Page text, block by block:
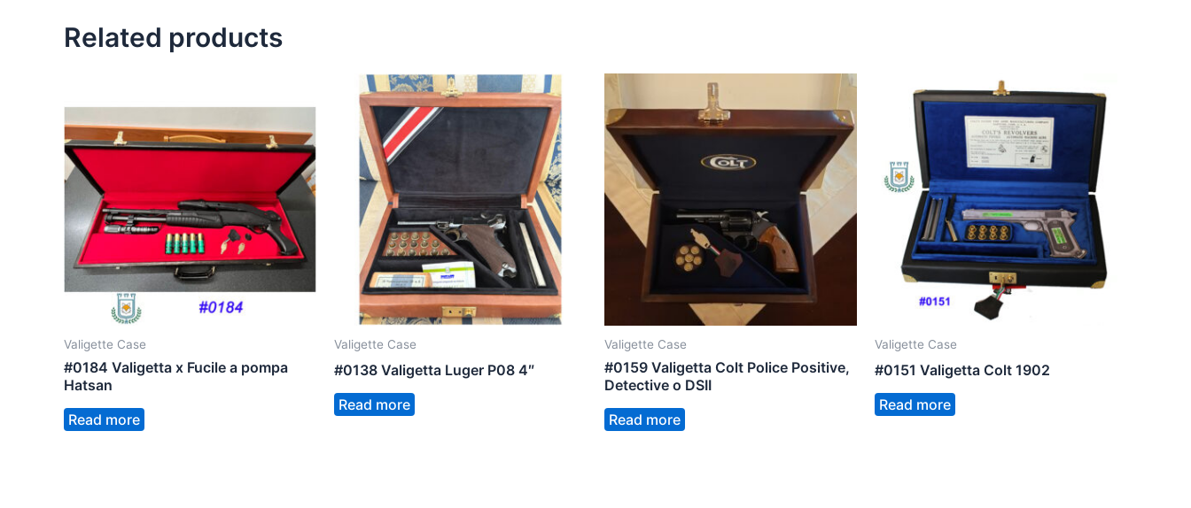
Related products
Valigette Case
#0184 Valigetta x Fucile a pompa
Hatsan
Read more
Valigette Case
#0138 Valigetta Luger P08 4″
Read more
Valigette Case
#0159 Valigetta Colt Police Positive,
Detective o DSII
Read more
Valigette Case
#0151 Valigetta Colt 1902
Read more